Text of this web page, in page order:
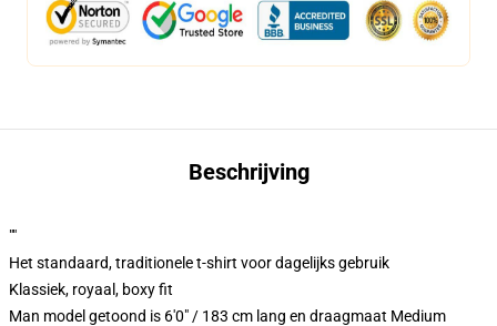
Beschrijving
""
Het standaard, traditionele t-shirt voor dagelijks gebruik
Klassiek, royaal, boxy fit
Man model getoond is 6'0" / 183 cm lang en draagmaat Medium